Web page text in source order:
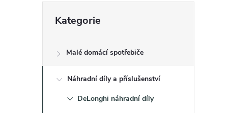
s
kategorie
Kategorie
Malé domácí spotřebiče
Náhradní díly a příslušenství
DeLonghi náhradní díly